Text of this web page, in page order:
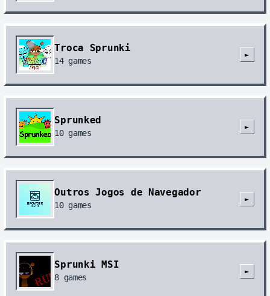
Troca Sprunki
14games
►
Sprunked
10games
►
Outros Jogos de Navegador
10games
►
Sprunki MSI
8 games
►